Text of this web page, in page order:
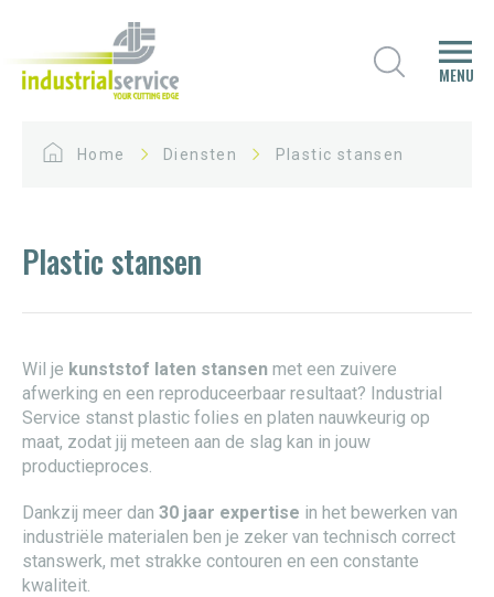
MENU
Home Diensten Plastic stansen
Plastic stansen
Wil je kunststof laten stansen met een zuivere
afwerking en een reproduceerbaar resultaat? Industrial
Service stanst plastic folies en platen nauwkeurig op
maat, zodat jij meteen aan de slag kan in jouw
productieproces.
Dankzij meer dan 30 jaar expertise in het bewerken van
industriële materialen ben je zeker van technisch correct
stanswerk, met strakke contouren en een constante
kwaliteit.